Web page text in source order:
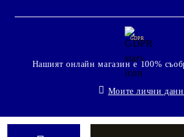
GDPR
Нашият онлайн магазин е 100%
Моите лични